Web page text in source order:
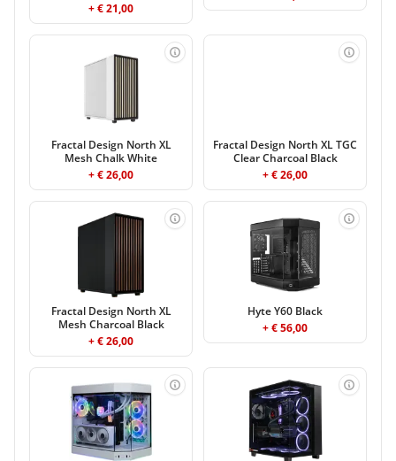
+ € 21,00
Fractal Design North XL
Mesh Chalk White
+ € 26,00
Fractal Design North XL TGC
Clear Charcoal Black
+ € 26,00
Fractal Design North XL
Mesh Charcoal Black
+ € 26,00
Hyte Y60 Black
+ € 56,00